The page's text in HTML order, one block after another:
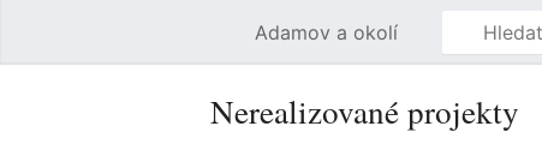
Adamov a okolí
Nerealizované projekty